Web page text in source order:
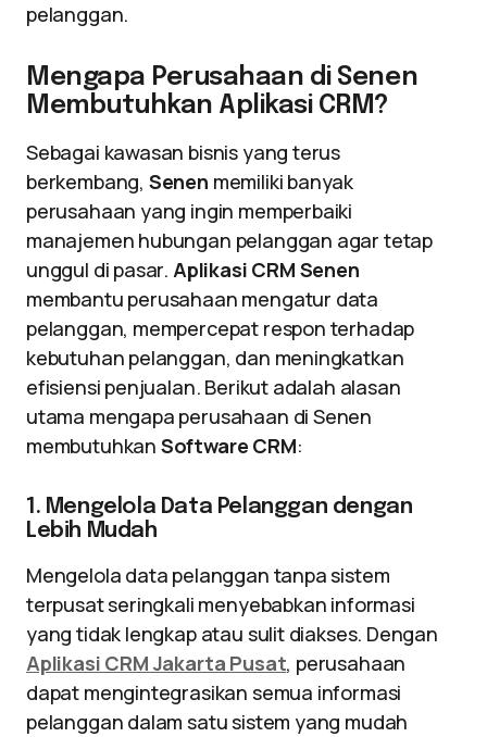
pelanggan.
Mengapa Perusahaan di Senen
Membutuhkan Aplikasi CRM?
Sebagai kawasan bisnis yang terus
berkembang, Senen memiliki banyak
perusahaan yang ingin memperbaiki
manajemen hubungan pelanggan agar tetap
unggul di pasar. Aplikasi CRM Senen
membantu perusahaan mengatur data
pelanggan, mempercepat respon terhadap
kebutuhan pelanggan, dan meningkatkan
efisiensi penjualan. Berikut adalah alasan
utama mengapa perusahaan di Senen
membutuhkan Software CRM:
1. Mengelola Data Pelanggan dengan
Lebih Mudah
Mengelola data pelanggan tanpa sistem
terpusat seringkali menyebabkan informasi
yang tidak lengkap atau sulit diakses. Dengan
Aplikasi CRM Jakarta Pusat, perusahaan
dapat mengintegrasikan semua informasi
pelanggan dalam satu sistem yang mudah